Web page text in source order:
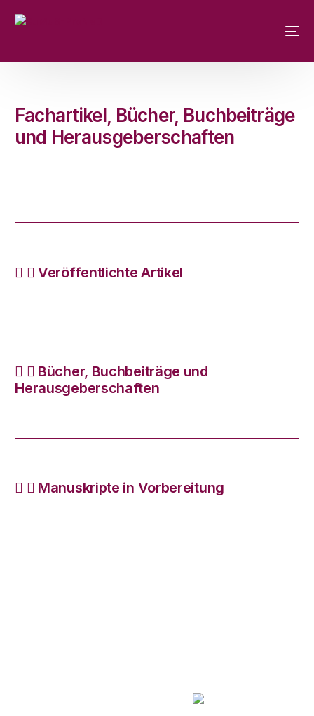
Fachartikel, Bücher, Buchbeiträge
und Herausgeberschaften
Veröffentlichte Artikel
Bücher, Buchbeiträge und
Herausgeberschaften
Manuskripte in Vorbereitung